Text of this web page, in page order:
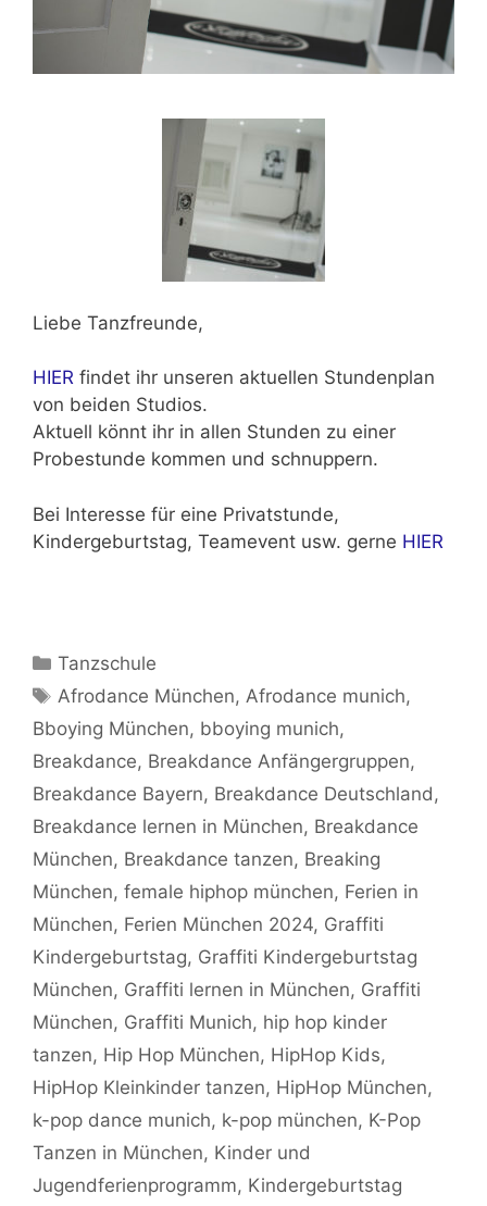
Liebe Tanzfreunde,
HIER findet ihr unseren aktuellen Stundenplan
von beiden Studios.
Aktuell könnt ihr in allen Stunden zu einer
Probestunde kommen und schnuppern.
Bei Interesse für eine Privatstunde,
Kindergeburtstag, Teamevent usw. gerne HIER
Kategorien
Tanzschule
Schlagwörter
Afrodance München,Afrodance munich,
Bboying München, bboying munich,
Breakdance, Breakdance Anfängergruppen,
Breakdance Bayern, Breakdance Deutschland,
Breakdance lernen in München, Breakdance
München, Breakdance tanzen, Breaking
München, female hiphop münchen, Ferien in
München, Ferien München 2024, Graffiti
Kindergeburtstag, Graffiti Kindergeburtstag
München, Graffiti lernen in München, Graffiti
München, Graffiti Munich, hip hop kinder
tanzen, Hip Hop München, HipHop Kids,
HipHop Kleinkinder tanzen, HipHop München,
k-pop dance munich, k-pop münchen, K-Pop
Tanzen in München, Kinder und
Jugendferienprogramm, Kindergeburtstag